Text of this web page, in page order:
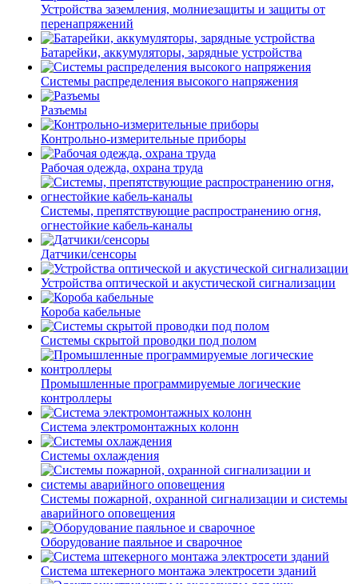
Устройства заземления, молниезащиты и защиты от
перенапряжений
Батарейки, аккумуляторы, зарядные устройства
Системы распределения высокого напряжения
Разъемы
Контрольно-измерительные приборы
Рабочая одежда, охрана труда
Системы, препятствующие распространению огня,
огнестойкие кабель-каналы
Датчики/сенсоры
Устройства оптической и акустической сигнализации
Короба кабельные
Системы скрытой проводки под полом
Промышленные программируемые логические
контроллеры
Система электромонтажных колонн
Системы охлаждения
Системы пожарной, охранной сигнализации и системы
аварийного оповещения
Оборудование паяльное и сварочное
Система штекерного монтажа электросети зданий